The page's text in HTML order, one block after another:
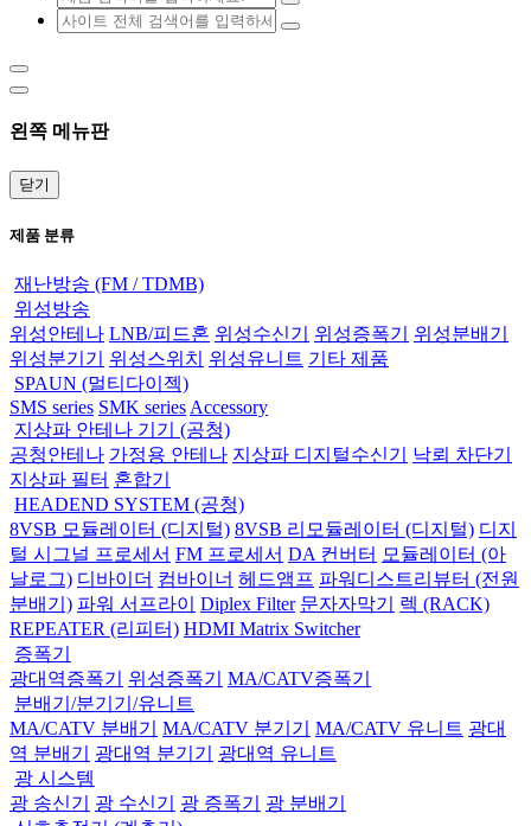
왼쪽 메뉴판
닫기
제품 분류
재난방송 (FM / TDMB)
위성방송
위성안테나 LNB/피드혼 위성수신기 위성증폭기
위성분배기
위성분기기
위성스위치 위성유니트 기타 제품
SPAUN (멀티다이젝)
SMS series SMK series Accessory
지상파 안테나 기기 (공청)
공청안테나 가정용 안테나 지상파 디지털수신기
낙뢰 차단기
지상파 필터 혼합기
HEADEND SYSTEM (공청)
8VSB 모듈레이터 (디지털) 8VSB 리모듈레이터 (디지털) 디지
털 시그널 프로세서 FM 프로세서 DA 컨버터 모듈레이터 (아
날로그) 디바이더 컴바이너 헤드앰프 파워디스트리뷰터 (전원
분배기) 파워 서프라이 Diplex Filter 문자자막기
렉 (RACK)
REPEATER (리피터) HDMI Matrix Switcher
증폭기
광대역증폭기
위성증폭기
MA/CATV증폭기
분배기/분기기/유니트
MA/CATV 분배기
MA/CATV 분기기 MA/CATV 유니트 광대
역 분배기
광대역 분기기
광대역 유니트
광 시스템
광 송신기
광 수신기 광 증폭기
광 분배기